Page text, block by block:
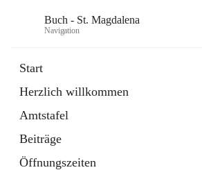
Buch - St. Magdalena
Navigation
Start
Herzlich willkommen
Amtstafel
Beiträge
Öffnungszeiten
11 Schnellzugriffe
Bürgerservice
10 Schnellzugriffe